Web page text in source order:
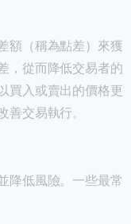
額（稱為點差）來獲
，從而降低交易者的
買入或賣出的價格更
交易執行。
降低風險。一些最常